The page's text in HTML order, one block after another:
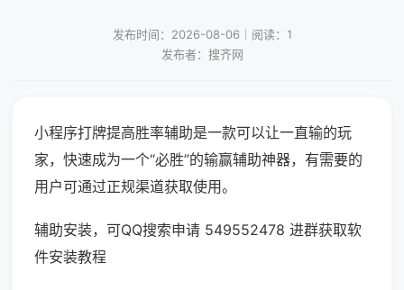
发布时间：2026-08-06｜阅读：1
发布者：搜齐网
小程序打牌提高胜率辅助是一款可以让一直输的玩
家，快速成为一个“必胜”的输赢辅助神器，有需要的
用户可通过正规渠道获取使用。
辅助安装，可QQ搜索申请 549552478 进群获取软
件安装教程